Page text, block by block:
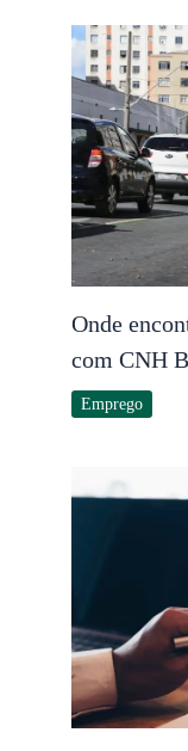
Onde
com CNH
Emprego